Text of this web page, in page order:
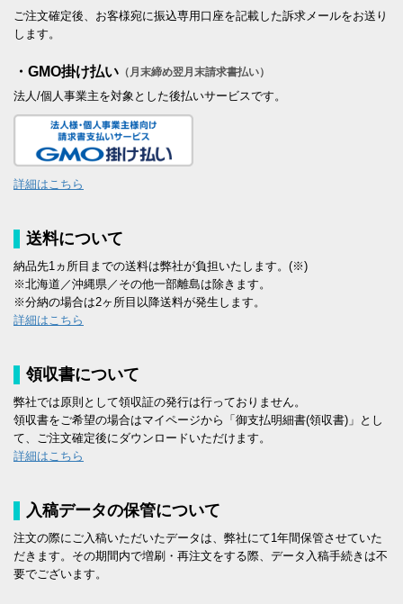
ご注文確定後、お客様宛に振込専用口座を記載した訴求メールをお送り
します。
・GMO掛け払い （月末締め翌月末請求書払い）
法人/個人事業主を対象とした後払いサービスです。
詳細はこちら
送料について
納品先1ヵ所目までの送料は弊社が負担いたします。(※)
※北海道／沖縄県／その他一部離島は除きます。
※分納の場合は2ヶ所目以降送料が発生します。
詳細はこちら
領収書について
弊社では原則として領収証の発行は行っておりません。
領収書をご希望の場合はマイページから「御支払明細書(領収書)」とし
て、ご注文確定後にダウンロードいただけます。
詳細はこちら
入稿データの保管について
注文の際にご入稿いただいたデータは、弊社にて1年間保管させていた
だきます。その期間内で増刷・再注文をする際、データ入稿手続きは不
要でございます。